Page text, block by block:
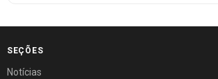
SEÇÕES
Notícias